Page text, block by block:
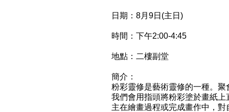
日期：8月9日(主日)
時間：下午2:00-4:45
地點：二樓副堂
簡介：
粉彩靈修是藝術靈修的一種。
我們會用指頭將粉彩塗於畫紙
主在繪畫過程或完成畫作中，